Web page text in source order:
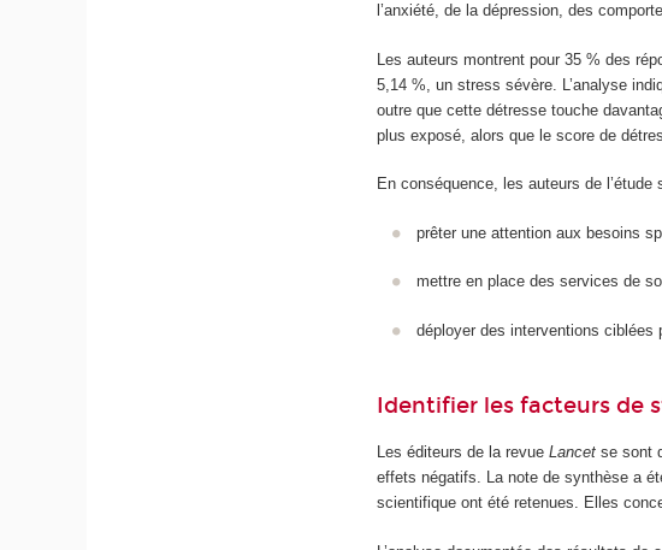
l’anxiété, de la dépression, des
Les auteurs montrent pour 35 % des
5,14 %, un stress sévère. L’analyse
outre que cette détresse touche
plus exposé, alors que le score de
En conséquence, les auteurs de
prêter une attention aux besoins
mettre en place des services de
déployer des interventions ciblées
Identifier les facteurs de
Les éditeurs de la revueLancet se sont
effets négatifs. La note de synthèse a
scientifique ont été retenues. Elles